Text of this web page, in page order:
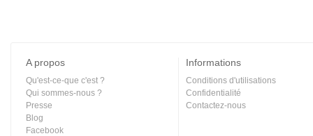
A propos
Qu'est-ce-que c'est ?
Qui sommes-nous ?
Presse
Blog
Facebook
Informations
Conditions d'utilisations
Confidentialité
Contactez-nous